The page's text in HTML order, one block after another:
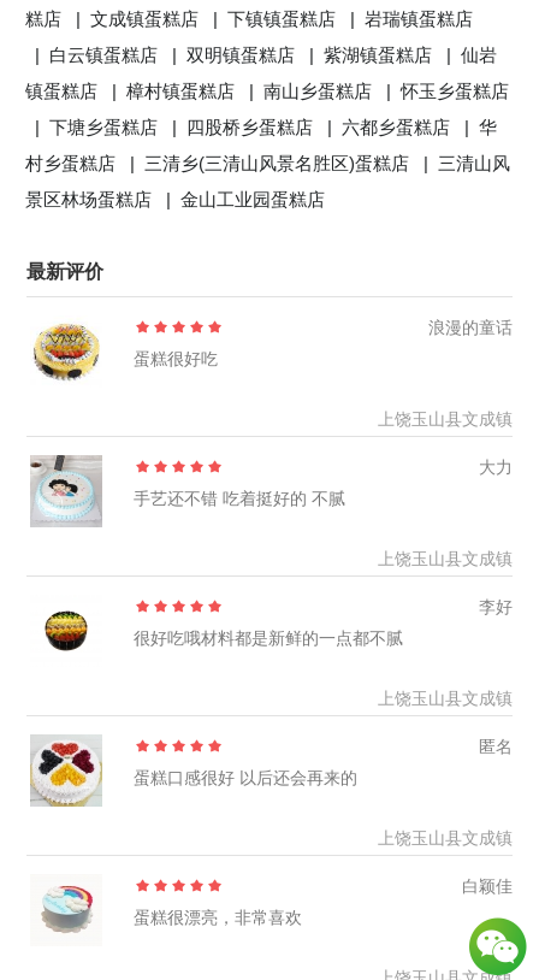
糕店 |文成镇蛋糕店 |下镇镇蛋糕店 |岩瑞镇蛋糕店
| 白云镇蛋糕店 |双明镇蛋糕店 |紫湖镇蛋糕店 |仙岩
镇蛋糕店 |樟村镇蛋糕店 |南山乡蛋糕店 |怀玉乡蛋糕店
|下塘乡蛋糕店 | 四股桥乡蛋糕店 | 六都乡蛋糕店 |华
村乡蛋糕店 | 三清乡(三清山风景名胜区)蛋糕店 | 三清山风
景区林场蛋糕店 |金山工业园蛋糕店
最新评价
浪漫的童话
蛋糕很好吃
上饶玉山县文成镇
大力
手艺还不错 吃着挺好的 不腻
上饶玉山县文成镇
李好
很好吃哦材料都是新鲜的一点都不腻
上饶玉山县文成镇
匿名
蛋糕口感很好 以后还会再来的
上饶玉山县文成镇
白颖佳
蛋糕很漂亮，非常喜欢